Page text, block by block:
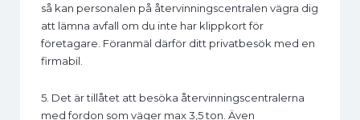
så kan personalen på återvinningscentralen vägra dig
att lämna avfall om du inte har klippkort för
företagare. Föranmäl därför ditt privatbesök med en
firmabil.
5. Det är tillåtet att besöka återvinningscentralerna
med fordon som väger max 3,5 ton. Även